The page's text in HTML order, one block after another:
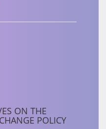
ON THE
POLICY